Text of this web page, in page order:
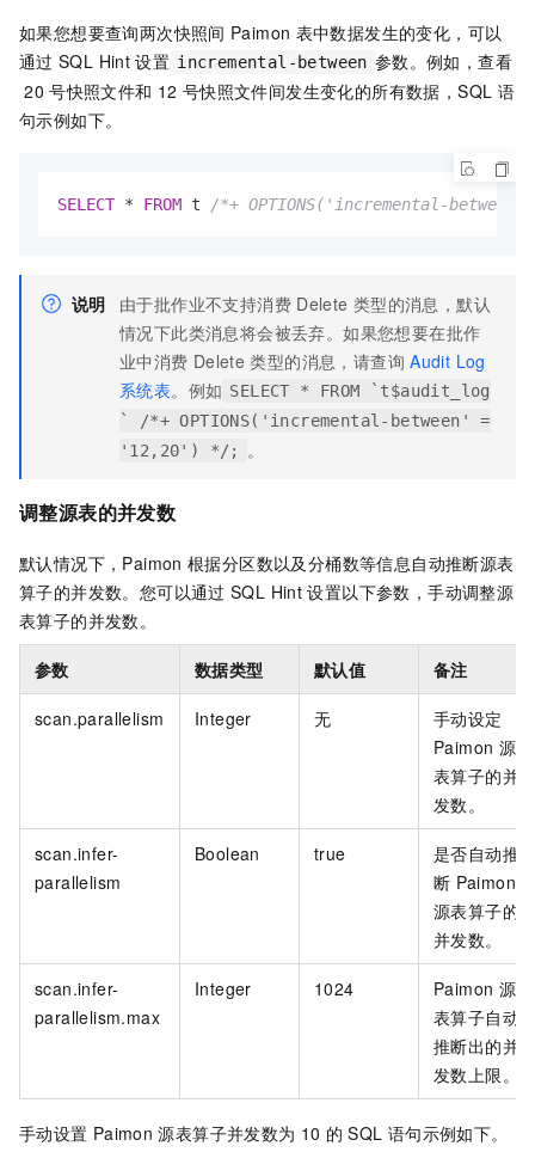
如果您想要查询两次快照间 Paimon 表中数据发生的变化，可以
通过 SQL Hint 设置 incremental-between 参数。例如，查看
20 号快照文件和 12 号快照文件间发生变化的所有数据，SQL 语
句示例如下。
SELECT * FROM t /*+ OPTIONS('incremental-
说明 由于批作业不支持消费 Delete 类型的消息，默认
情况下此类消息将会被丢弃。如果您想要在批作
业中消费 Delete 类型的消息，请查询 Audit Log
系统表。例如 SELECT * FROM `t$audit_log
` /*+ OPTIONS('incremental-between' =
'12,20') */;
。
调整源表的并发数
默认情况下，Paimon 根据分区数以及分桶数等信息自动推断源表
算子的并发数。您可以通过 SQL Hint 设置以下参数，手动调整源
表算子的并发数。
参数 数据类型 默认值 备注
scan.parallelism Integer 无
手动设定
Paimon 源
表算子的并
发数。
scan.infer-
parallelism
Boolean true
是否自动推
断 Paimon
源表算子的
并发数。
scan.infer-
parallelism.max
Integer 1024 Paimon 源
表算子自动
推断出的并
发数上限。
手动设置 Paimon 源表算子并发数为 10 的 SQL 语句示例如下。